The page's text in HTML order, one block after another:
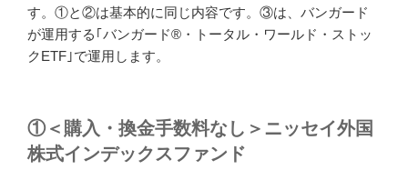
す。①と②は基本的に同じ内容です。③は、バンガード
が運用する｢バンガード®・トータル・ワールド・ストッ
クETF｣で運用します。
①＜購入・換金手数料なし＞ニッセイ外国
株式インデックスファンド